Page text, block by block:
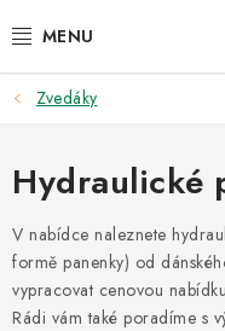
na
ZVEDÁKY
ZOUVAČKY
VYVAŽOVAČKY
GEOMETRIE
Zvedáky
Hydraulické
V nabídce naleznete
formě panenky) od
vypracovat cenovou
Rádi vám také poradíme s